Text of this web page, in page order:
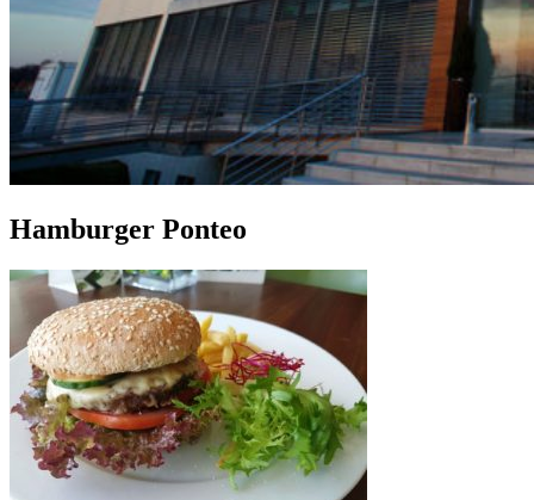
Hamburger Ponteo